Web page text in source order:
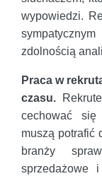
wypowiedzi.
zdolnością
Praca w
czasu.
cechować się
muszą potrafić
branży
sprzedażowe